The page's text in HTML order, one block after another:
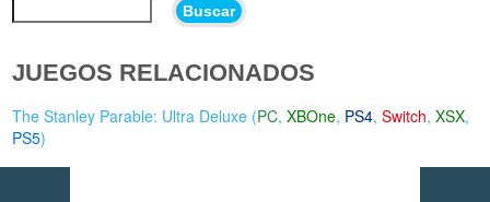
Buscar
JUEGOS RELACIONADOS
The Stanley Parable: Ultra Deluxe (PC,XBOne, PS4,Switch,XSX,
PS5)